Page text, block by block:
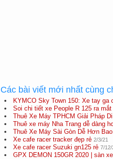
Các bài viết mới nhất cùng
KYMCO Sky Town 150: Xe tay ga
Soi chi tiết xe People R 125 ra
Thuê Xe Máy TPHCM Giải Pháp
Thuê xe máy Nha Trang dễ dàng
Thuê Xe Máy Sài Gòn Dễ Hơn
Xe cafe racer tracker đẹp rẻ 2/3/21
Xe cafe racer Suzuki gn125 rẻ 7/12/
GPX DEMON 150GR 2020 | sàn